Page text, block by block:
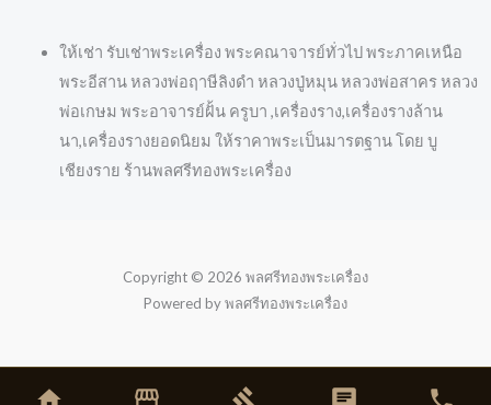
ให้เช่า รับเช่าพระเครื่อง พระคณาจารย์ทั่วไป พระภาคเหนือ
พระอีสาน หลวงพ่อฤาษีลิงดำ หลวงปู่หมุน หลวงพ่อสาคร หลวง
พ่อเกษม พระอาจารย์ฝั้น ครูบา ,เครื่องราง,เครื่องรางล้าน
นา,เครื่องรางยอดนิยม ให้ราคาพระเป็นมารตฐาน โดย บู
เชียงราย ร้านพลศรีทองพระเครื่อง
Copyright © 2026 พลศรีทองพระเครื่อง
Powered by พลศรีทองพระเครื่อง